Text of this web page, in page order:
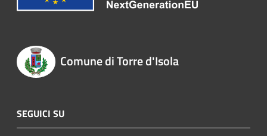
Comune di Torre d'Isola
SEGUICI SU